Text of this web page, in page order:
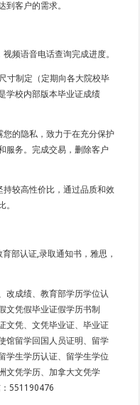
到客户的需求。
频语音电话查询完成进度。
寸制定（定期向各大院校毕
学校内部版本毕业证成绩
的隐私，致力于在充分保护
服务。完成交易，删除客户
较高性价比，通过品质和效
。
部认证,录取通知书，雅思，
改成绩、教育部学历学位认
文凭假毕业证假学历书制
文凭、文凭毕业证、毕业证
馆留学回国人员证明、留学
学生学历认证、留学生学位
文凭学历、加拿大文凭学
551190476